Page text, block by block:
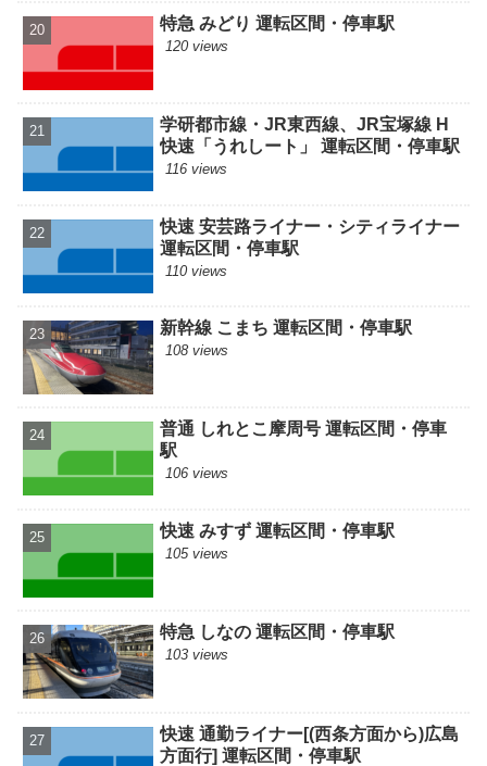
特急 みどり 運転区間・停車駅
120 views
学研都市線・JR東西線、JR宝塚線 H
快速「うれしート」 運転区間・停車駅
116 views
快速 安芸路ライナー・シティライナー
運転区間・停車駅
110 views
新幹線 こまち 運転区間・停車駅
108 views
普通 しれとこ摩周号 運転区間・停車
駅
106 views
快速 みすず 運転区間・停車駅
105 views
特急 しなの 運転区間・停車駅
103 views
快速 通勤ライナー[(西条方面から)広島
方面行] 運転区間・停車駅